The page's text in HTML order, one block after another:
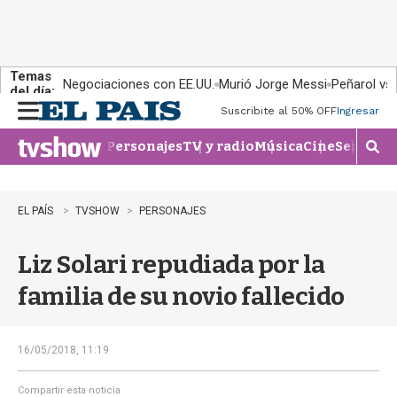
Temas
del día: Negociaciones con EE.UU. Murió Jorge Messi Peñarol
n
u
Suscribite al 50% OFFIngresar
PersonajesTV y radioMúsicaCineSeries
M
o
e
EL PAÍS TVSHOW PERSONAJES
Liz Solari repudiada por la
familia de su novio fallecido
16/05/2018, 11:19
Compartir esta noticia